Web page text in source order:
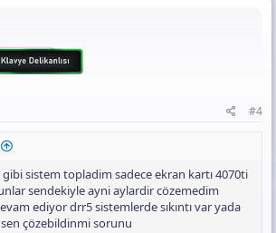
oyuna devam edebiliyorum.
önemsemedim bu durumu lakin dün akşam
4-5 gündür oynadığım
dungeon esnasında bilgisayarım bir anda
başlatıldı. Hızlı olduğundan
muhtelif zamanlarda wow'da
sorunu bu oyunda da bir kaç kez başıma geldi
takılma düzeliyor, donukken arka planda
devam ediyor.
olmasamda araştırdığım bu soruna
neden var, bunları aşağıya yazıyorum.
bir soruna çözüm bulduysanız lütfen
#4
sistem topladim sadece ekran kartı 4070ti
sendekiyle ayni aylardir cözemedim
ediyor drr5 sistemlerde sıkıntı var yada
sen çözebildinmi sorunu